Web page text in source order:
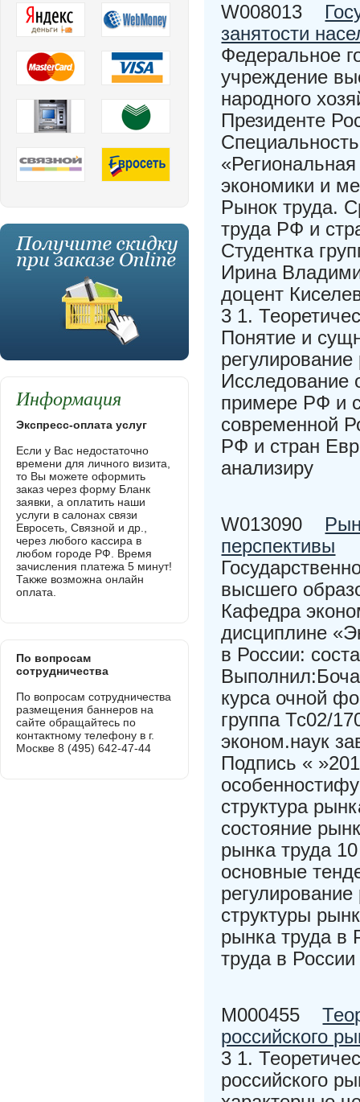
W008013
занятости
Федеральное
учреждение
народного
Президенте
экономики и
Рынок труда.
труда РФ и
Студентка
Ирина
доцент
3 1.
Понятие и
Исследование
примере РФ и
современной
РФ и стран
анализиру
W013090
перспективы
высшего
Кафедра
дисциплине
в России:
курса очной
группа Тс02/
эконом.наук
Подпись «
структура
состояние
рынка труда
основные
структуры
рынка труда в
труда в
M000455
российского
3 1.
российского
Информация
Экспресс-оплата услуг
Если у Вас недостаточно
времени для личного визита,
то Вы можете оформить
заказ через форму Бланк
заявки, а оплатить наши
услуги в салонах связи
Евросеть, Связной и др.,
через любого кассира в
любом городе РФ. Время
зачисления платежа 5 минут!
Также возможна онлайн
оплата.
По вопросам
сотрудничества
По вопросам сотрудничества
размещения баннеров на
сайте обращайтесь по
контактному телефону в г.
Москве 8 (495) 642-47-44